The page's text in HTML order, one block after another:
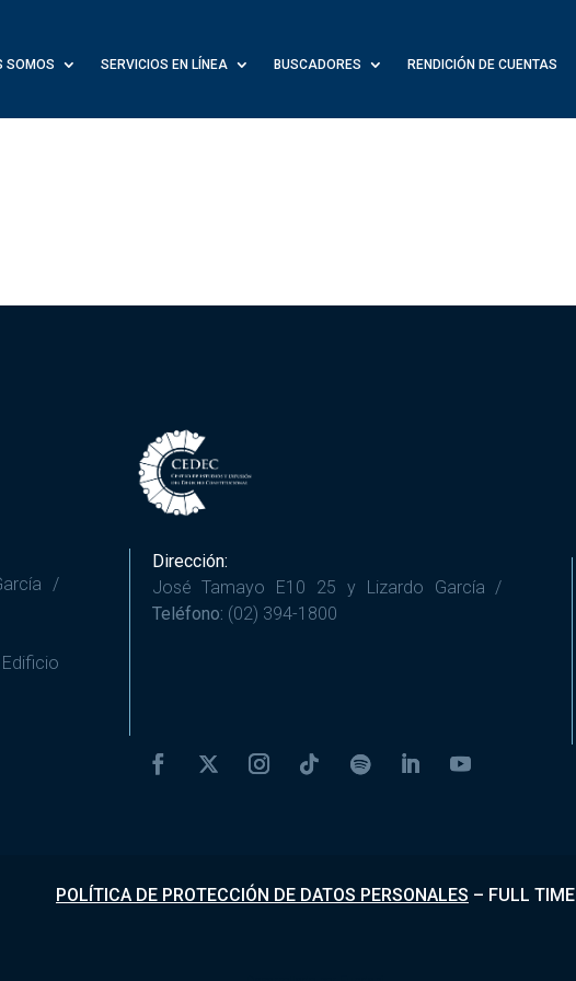
SOMOS SERVICIOS EN LÍNEA BUSCADORES RENDICIÓN DE CUENTAS
/
Dirección:
José Tamayo E10 25 y Lizardo García /
Teléfono: (02) 394-1800
POLÍTICA DE PROTECCIÓN DE DATOS PERSONALES – FULL TIME